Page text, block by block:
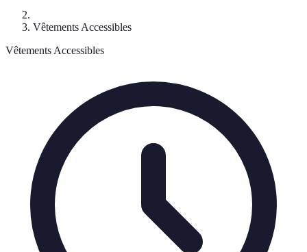
Vêtements Accessibles
Vêtements Accessibles